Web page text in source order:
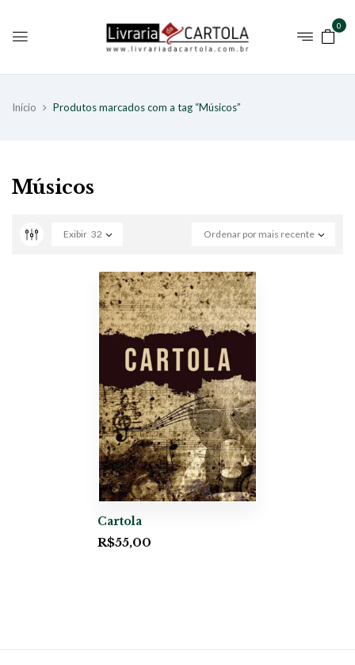
0
Início Produtos marcados com a tag “Músicos”
Músicos
Ordenar por mais recente
Exibir 32
Cartola
R$55,00